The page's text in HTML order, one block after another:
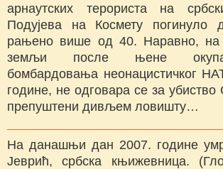
арнаутских терориста на
Подујева на Космету погинуло
рањено више од 40. Наравно, на
земљи после њене
бомбардовања неонацистичког
године, не одговара се за
препуштени дивљем ловишту…
На данашњи дан 2007. године
Јеврић, србска књижевница.